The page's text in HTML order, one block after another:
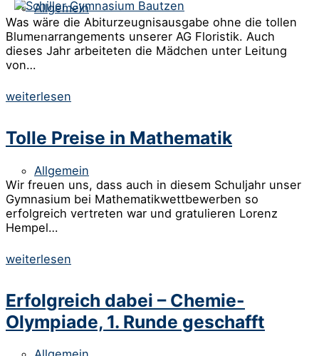
Allgemein
Was wäre die Abiturzeugnisausgabe ohne die tollen
Blumenarrangements unserer AG Floristik. Auch
dieses Jahr arbeiteten die Mädchen unter Leitung
von…
weiterlesen
Tolle Preise in Mathematik
Allgemein
Wir freuen uns, dass auch in diesem Schuljahr unser
Gymnasium bei Mathematikwettbewerben so
erfolgreich vertreten war und gratulieren Lorenz
Hempel…
weiterlesen
Erfolgreich dabei – Chemie-
Olympiade, 1. Runde geschafft